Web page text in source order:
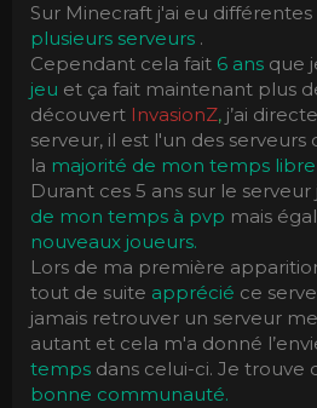
Sur Minecraft j'ai eu différentes
plusieurs serveurs .
Cependant cela fait 6 ans que
jeu et ça fait maintenant plus
découvert InvasionZ, j’ai
serveur, il est l'un des serveurs
la majorité de mon temps
Durant ces 5 ans sur le serveur
de mon temps à pvp mais
nouveaux joueurs.
Lors de ma première
tout de suite apprécié ce
jamais retrouver un serveur
autant et cela m'a donné
temps dans celui-ci. Je trouve
bonne communauté.